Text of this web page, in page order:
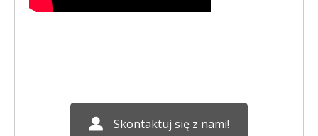
Skontaktuj się z nami!